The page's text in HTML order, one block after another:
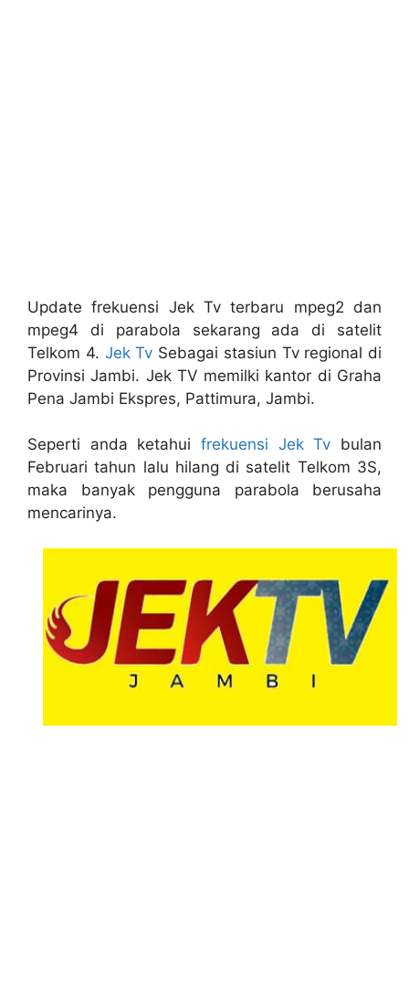
Update frekuensi Jek Tv terbaru mpeg2 dan
mpeg4 di parabola sekarang ada di satelit
Telkom 4. Jek Tv Sebagai stasiun Tv regional di
Provinsi Jambi. Jek TV memilki kantor di Graha
Pena Jambi Ekspres, Pattimura, Jambi.
Seperti anda ketahui frekuensi Jek Tv bulan
Februari tahun lalu hilang di satelit Telkom 3S,
maka banyak pengguna parabola berusaha
mencarinya.